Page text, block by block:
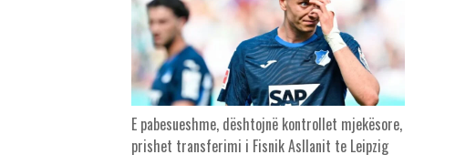
E pabesueshme, dështojnë kontrollet mjekësore,
prishet transferimi i Fisnik Asllanit te Leipzig